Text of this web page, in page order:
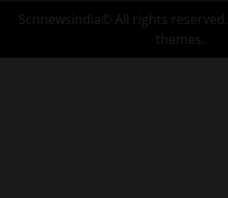
Scnnewsindia© All rights reserved.
themes.